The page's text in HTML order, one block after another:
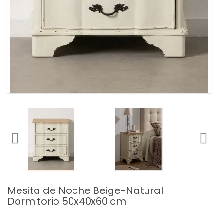
Mesita de Noche Beige-Natural
Dormitorio 50x40x60 cm